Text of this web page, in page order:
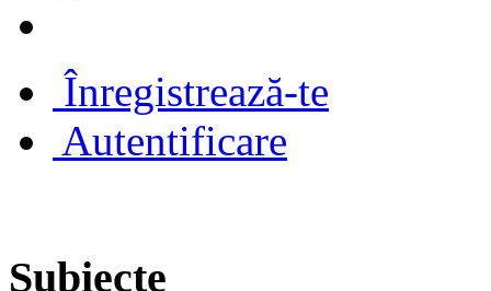
Înregistrează-te
Autentificare
Subiecte